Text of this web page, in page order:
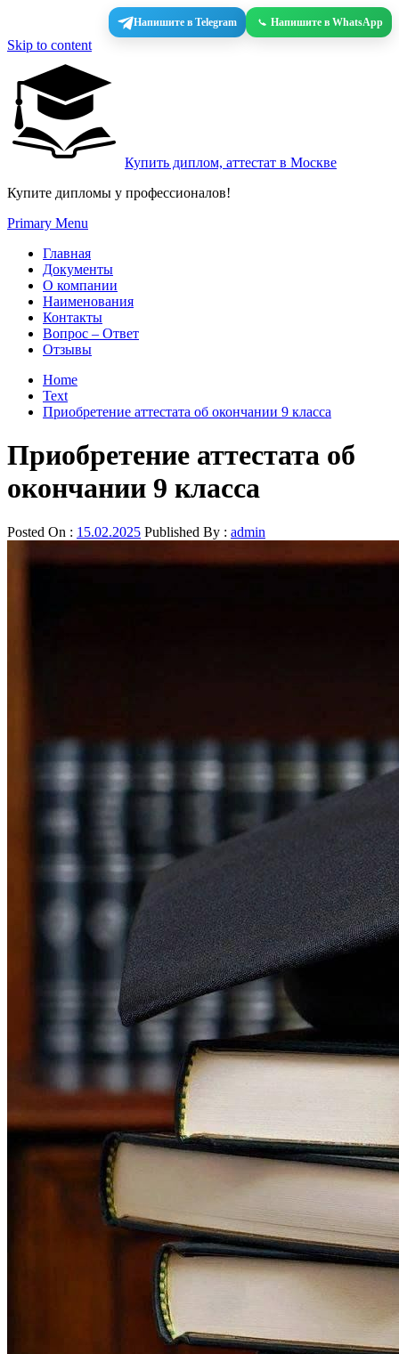
Напишите в Telegram Напишите в WhatsApp
Skip to content
Купить диплом, аттестат в Москве
Купите дипломы у профессионалов!
Primary Menu
Главная
Документы
О компании
Наименования
Контакты
Вопрос – Ответ
Отзывы
Home
Text
Приобретение аттестата об окончании 9 класса
Приобретение аттестата об
окончании 9 класса
Posted On : 15.02.2025 Published By : admin